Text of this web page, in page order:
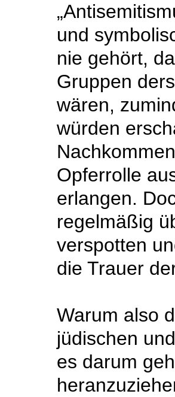
und
nie gehört,
Gruppen
wären,
würden
Opferrolle
erlangen.
regelmäßig
verspotten
die Trauer
Warum also
jüdischen
es darum